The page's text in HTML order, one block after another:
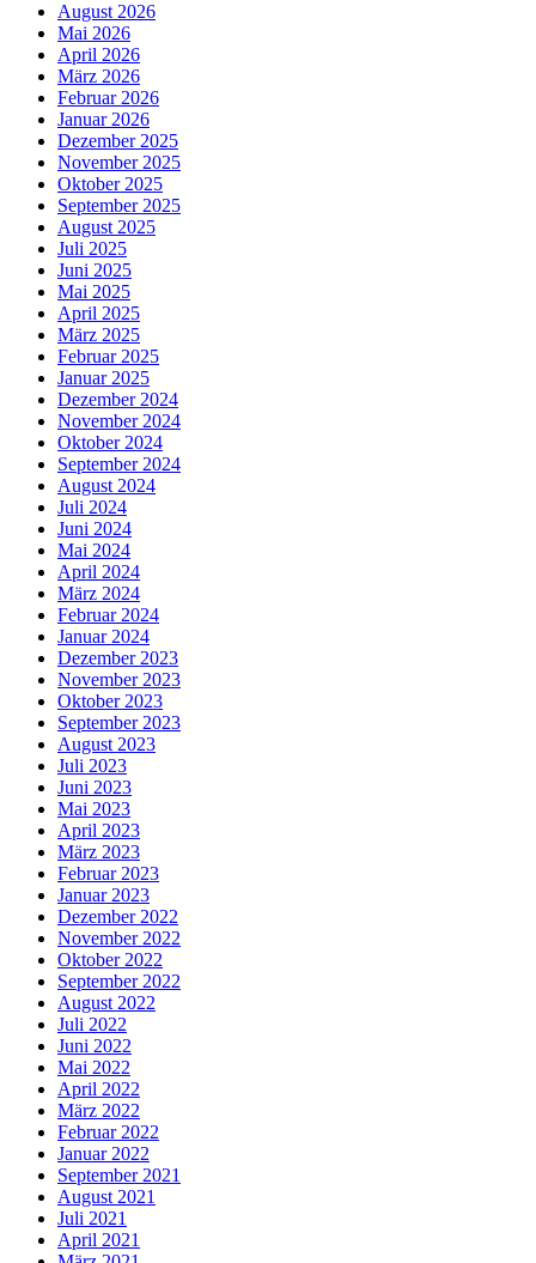
August 2026
Mai 2026
April 2026
März 2026
Februar 2026
Januar 2026
Dezember 2025
November 2025
Oktober 2025
September 2025
August 2025
Juli 2025
Juni 2025
Mai 2025
April 2025
März 2025
Februar 2025
Januar 2025
Dezember 2024
November 2024
Oktober 2024
September 2024
August 2024
Juli 2024
Juni 2024
Mai 2024
April 2024
März 2024
Februar 2024
Januar 2024
Dezember 2023
November 2023
Oktober 2023
September 2023
August 2023
Juli 2023
Juni 2023
Mai 2023
April 2023
März 2023
Februar 2023
Januar 2023
Dezember 2022
November 2022
Oktober 2022
September 2022
August 2022
Juli 2022
Juni 2022
Mai 2022
April 2022
März 2022
Februar 2022
Januar 2022
September 2021
August 2021
Juli 2021
April 2021